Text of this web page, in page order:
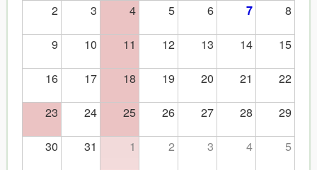
2
3 4 5 6 7
8
9
10 11 12 13 14
15
16
17 18 19 20 21
22
23
24 25 26 27 28
29
30
31 1 2 3 4 5